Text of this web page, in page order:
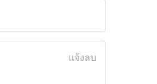
แจ้งลบ